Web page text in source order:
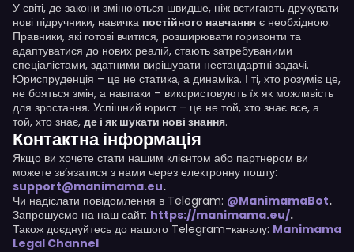
У світі, де закони змінюються швидше, ніж встигають друкувати
нові підручники, навичка постійного навчання є необхідною.
Правники, які готові вчитися, розширювати горизонти та
адаптуватися до нових реалій, стають затребуваними
спеціалістами, здатними вирішувати нестандартні задачі.
Юриспруденція – це не статика, а динаміка. І ті, хто розуміє це,
не бояться змін, а навпаки – використовують їх як можливість
для зростання. Успішний юрист – це не той, хто знає все, а
той, хто знає, де і як шукати нові знання.
Контактна інформація
Якщо ви хочете стати нашим клієнтом або партнером ви
можете зв’язатися з нами через електронну пошту:
support@manimama.eu.
Чи надіслати повідомлення в Telegram: @ManimamaBot.
Запрошуємо на наш сайт: https://manimama.eu/.
Також доєднуйтесь до нашого Telegram-каналу: Manimama
Legal Channel